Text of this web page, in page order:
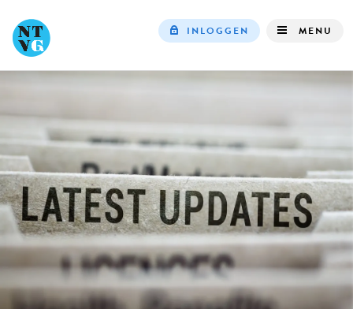
navigation
INLOGGEN MENU